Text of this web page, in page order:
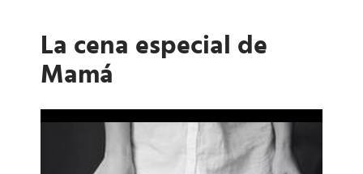
La cena especial de
Mamá